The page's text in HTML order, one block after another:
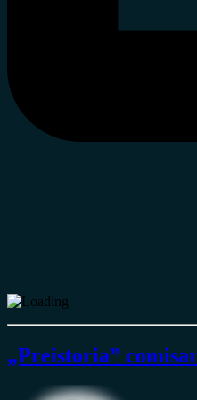
„Preistoria”